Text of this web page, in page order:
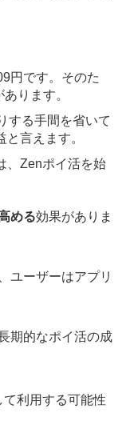
円です。そのた
ります。
する手間を省いて
言えます。
、Zenポイ活を始
める効果がありま
ユーザーはアプリ
期的なポイ活の成
利用する可能性